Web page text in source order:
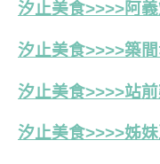
汐止美食>>>>阿
汐止美食>>>>築
汐止美食>>>>站
汐止美食>>>>姊